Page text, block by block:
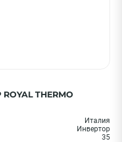
THERMO
Италия
Инвертор
35